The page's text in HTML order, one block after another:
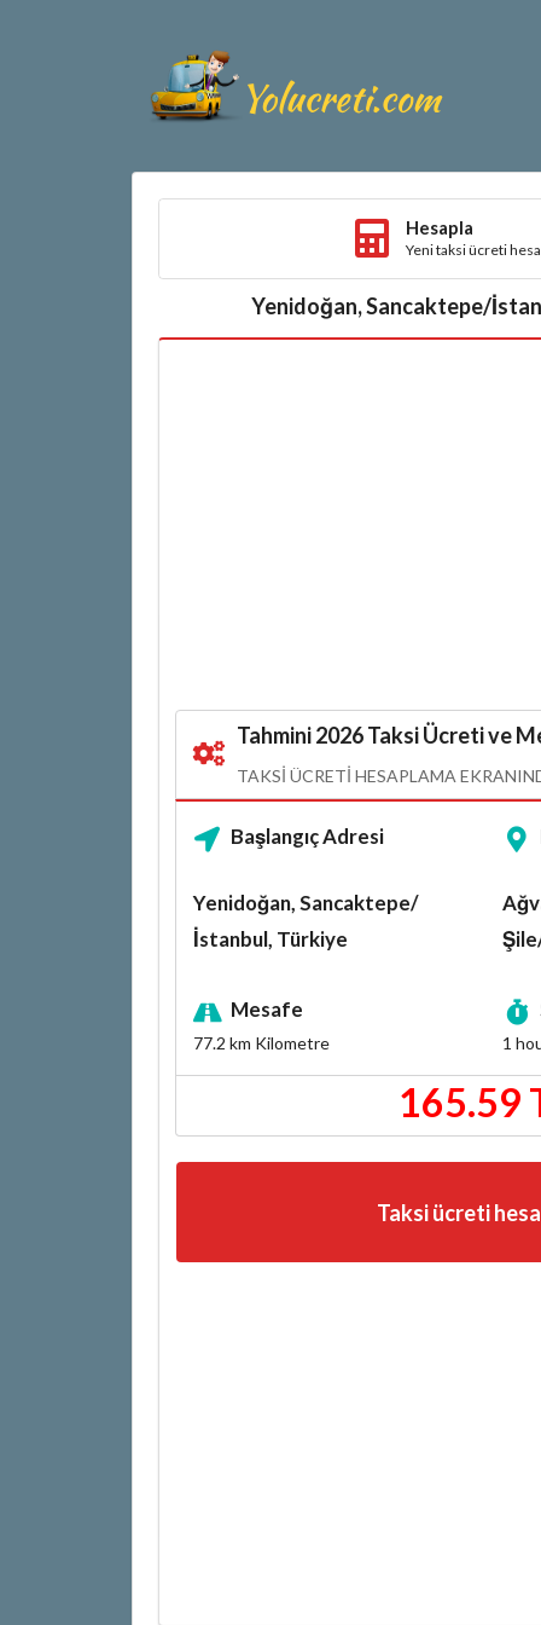
Hesapla
Yeni taksi ücreti
Yenidoğan, Sancaktepe/
Tahmini 2026 Taksi Ücreti ve
TAKSI ÜCRETI HESAPLAMA
Başlangıç Adresi
Yenidoğan, Sancaktepe/
İstanbul, Türkiye
Mesafe
77.2 km Kilometre 1
165.59
Taksi ücreti